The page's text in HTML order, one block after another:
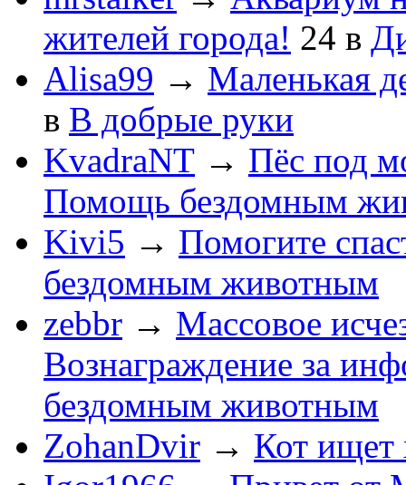
жителей города! 24 в
Alisa99 → Маленькая
в В добрые руки
KvadraNT → Пёс под
Помощь бездомным
Kivi5 → Помогите
бездомным животным
zebbr → Массовое
Вознаграждение за
бездомным животным
ZohanDvir → Кот ищет